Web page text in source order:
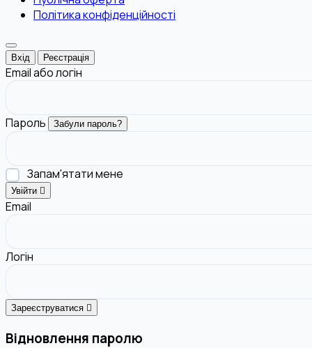
Політика конфіденційності
Вхід Реєстрація
Email або логін
Пароль Забули пароль?
Запам'ятати мене
Увійти
Email
Логін
Зареєструватися
Відновлення паролю